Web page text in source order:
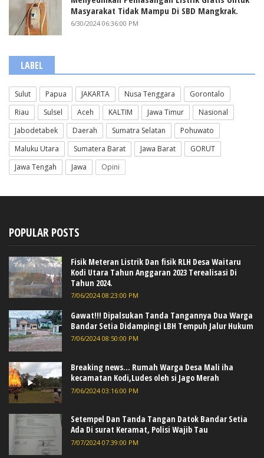
Masyarakat Tidak Mampu Di SBD Mangkrak.
6/30/2024 06:36:00 PM
LABEL
Sulut Papua JAKARTA Nusa Tenggara
Gorontalo
Riau
Sulsel Aceh KALTIM Jawa Timur
Nasional
Jabodetabek
Daerah Sumatra Selatan
Pohuwato
Maluku Utara
Sumatera Barat Jawa Barat
GORUT
Jawa Tengah
Jawa Opini
POPULAR POSTS
Fisik Meteran Listrik Dan fisik RLH Desa Waitaru
Kodi Utara Tahun Anggaran 2023 Terealisasi Di
Tahun 2024.
7/06/2024 08:23:00 PM
Gawat!!! Dipalsukan Tanda Tangannya Dua Warga
Bandar Setia Didampingi LBH Tempuh Jalur Hukum
7/06/2024 08:50:00 PM
Breaking news... Rumah Warga Desa Mali iha
kecamatan Kodi,Ludes oleh si Jago Merah
7/06/2024 03:16:00 PM
Setempel Dan Tanda Tangan Datok Bandar Setia
Ada Di surat Keramat, Polisi Wajib Tau
7/07/2024 07:39:00 PM